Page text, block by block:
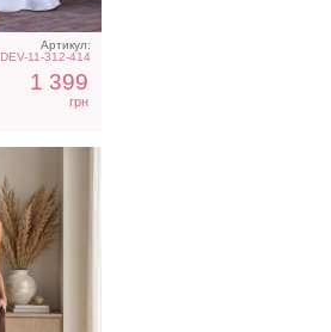
Артикул:
DEV-11-312-414
1 399
грн